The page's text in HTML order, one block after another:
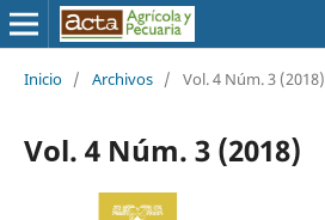
Inicio / Archivos / Vol. 4 Núm. 3 (2018)
Vol. 4 Núm. 3 (2018)